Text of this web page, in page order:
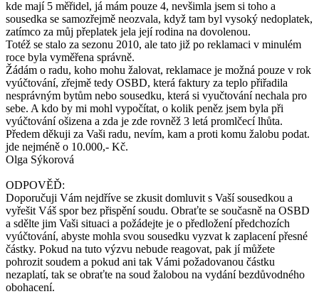
kde mají 5 měřidel, já mám pouze 4, nevšimla jsem si toho a
sousedka se samozřejmě neozvala, když tam byl vysoký nedoplatek,
zatímco za můj přeplatek jela její rodina na dovolenou.
Totéž se stalo za sezonu 2010, ale tato již po reklamaci v minulém
roce byla vyměřena správně.
Žádám o radu, koho mohu žalovat, reklamace je možná pouze v rok
vyúčtování, zřejmě tedy OSBD, která faktury za teplo přiřadila
nesprávným bytům nebo sousedku, která si vyučtování nechala pro
sebe. A kdo by mi mohl vypočítat, o kolik peněz jsem byla při
vyúčtování ošizena a zda je zde rovněž 3 letá promlčecí lhůta.
Předem děkuji za Vaši radu, nevím, kam a proti komu žalobu podat.
jde nejméně o 10.000,- Kč.
Olga Sýkorová
ODPOVĚĎ:
Doporučuji Vám nejdříve se zkusit domluvit s Vaší sousedkou a
vyřešit Váš spor bez přispění soudu. Obraťte se současně na OSBD
a sdělte jim Vaši situaci a požádejte je o předložení předchozích
vyúčtování, abyste mohla svou sousedku vyzvat k zaplacení přesné
částky. Pokud na tuto výzvu nebude reagovat, pak jí můžete
pohrozit soudem a pokud ani tak Vámi požadovanou částku
nezaplatí, tak se obraťte na soud žalobou na vydání bezdůvodného
obohacení.